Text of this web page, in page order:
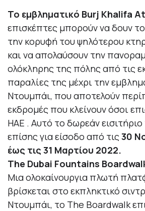
Το εμβληματικό Burj Khalifa
επισκέπτες μπορούν να δουν
την κορυφή του ψηλότερου
και να απολαύσουν την
ολόκληρης της πόλης από τις
παραλίες της μέχρι την
Ντουμπάι, που αποτελούν
εκδρομές που κλείνουν όσοι
ΗΑΕ . Αυτό το δωρεάν εισιτήριο
επίσης για είσοδο από τις30
έως τις 31 Μαρτίου 2022.
The Dubai Fountains
Μια ολοκαίνουργια πλωτή
βρίσκεται στο εκπληκτικό
Ντουμπάι, το The Boardwalk